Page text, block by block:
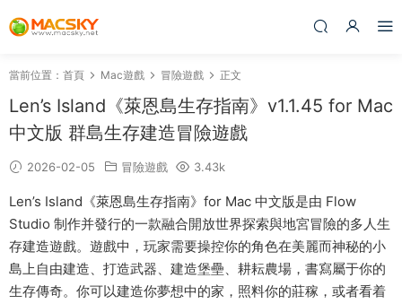
當前位置： 首頁 Mac遊戲 冒險遊戲 正文
Len’s Island《萊恩島生存指南》v1.1.45 for Mac
中文版 群島生存建造冒險遊戲
2026-02-05 冒險遊戲 3.43k
Len’s Island《萊恩島生存指南》for Mac 中文版是由 Flow
Studio 制作并發行的一款融合開放世界探索與地宮冒險的多人生
存建造遊戲。遊戲中，玩家需要操控你的角色在美麗而神秘的小
島上自由建造、打造武器、建造堡壘、耕耘農場，書寫屬于你的
生存傳奇。你可以建造你夢想中的家，照料你的莊稼，或者看着